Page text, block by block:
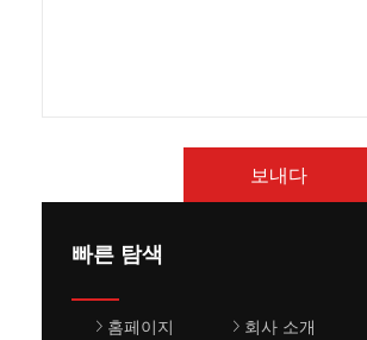
보내다
빠른 탐색
홈페이지 회사 소개